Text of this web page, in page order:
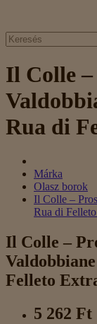
Il Colle –
Rua di
Márka
Olasz borok
Il Colle –
Rua di
Il Colle –
Felleto
5 262 Ft